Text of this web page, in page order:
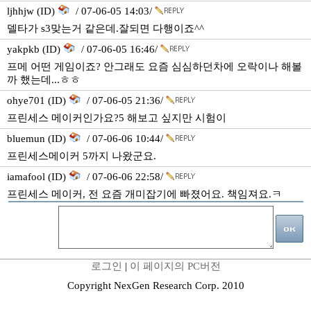
ljhhjw (ID)
/ 07-06-05 14:03/
델타가 s3맞는거 같은데.잘되면 다행이죠^^
yakpkb (ID)
/ 07-06-05 16:46/
프메 어떤 게임이죠? 안그래도 요즘 심심하던차에 오락이나 해볼
까 했는데...ㅎㅎ
ohye701 (ID)
/ 07-06-05 21:36/
프린세스 메이커인가요?5 해보고 싶지만 시험이
bluemun (ID)
/ 07-06-06 10:44/
프린세스메이커 5까지 나왔군요.
iamafool (ID)
/ 07-06-06 22:58/
프린세스 메이커, 전 요즘 개미잡기에 빠졌어요. 책임져요.ㅋ
로그인 | 이 페이지의 PC버전
Copyright NexGen Research Corp. 2010